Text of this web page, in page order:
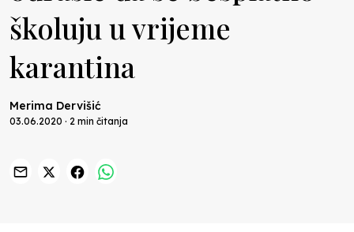
školuju u vrijeme
karantina
Merima Dervišić
03.06.2020 · 2 min čitanja